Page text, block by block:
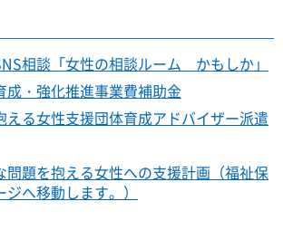
相談「女性の相談ルーム かもしか」
成・強化推進事業費補助金
える女性支援団体育成アドバイザー派遣
問題を抱える女性への支援計画（福祉保
へ移動します。）